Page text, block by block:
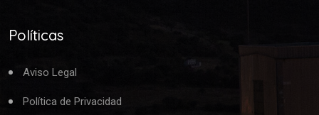
Políticas
Aviso Legal
Política de Privacidad